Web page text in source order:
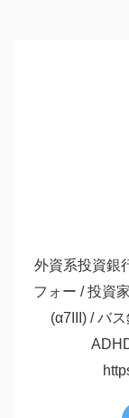
外資系投資銀
フォー / 投資
(α7III) / バ